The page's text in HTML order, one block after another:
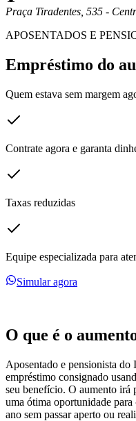
Praça Tiradentes, 535 -
APOSENTADOS E
Empréstimo do
Quem estava sem margem
Contrate agora e garanta
Taxas reduzidas
Equipe especializada para
Simular agora
O que é o
Aposentado e pensionista
empréstimo consignado
seu benefício. O aumento irá
uma ótima oportunidade
ano sem passar aperto ou